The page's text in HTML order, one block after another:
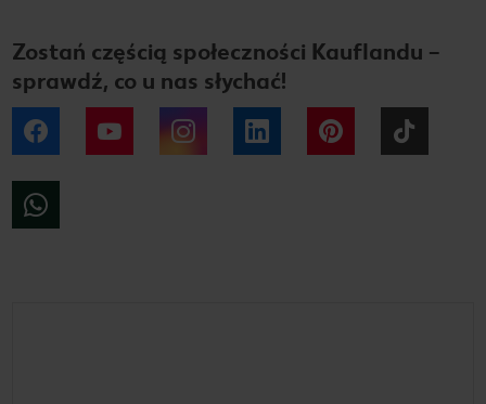
Zostań częścią społeczności Kauflandu –
sprawdź, co u nas słychać!
Facebook YouTube Instagram LinkedIn Pinterest